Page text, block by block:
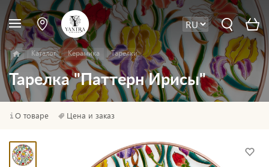
Каталог Керамика Тарелки
Тарелка "Паттерн Ирисы"
О товаре Цена и заказ